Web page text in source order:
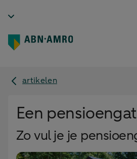
artikelen
Een
Zo vul je je